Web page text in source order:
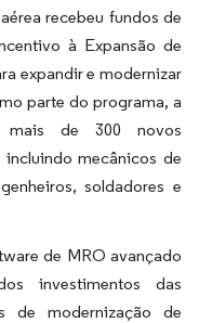
recebeu fundos de
à Expansão de
expandir e modernizar
parte do programa, a
mais de 300 novos
mecânicos de
soldadores e
de MRO avançado
investimentos das
de modernização de